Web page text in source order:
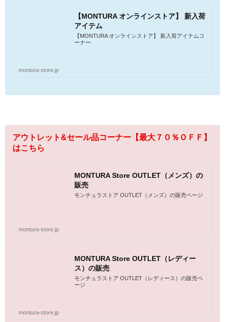
【MONTURA オンラインストア】 新入荷
アイテム
【MONTURA オンラインストア】 新入荷アイテムコ
ーナー
montura-store.jp
アウトレット&セール品コーナー【最大７０％ＯＦＦ】
はこちら
MONTURA Store OUTLET（メンズ）の
販売
モンチュラストア OUTLET（メンズ）の販売ページ
montura-store.jp
MONTURA Store OUTLET（レディー
ス）の販売
モンチュラストア OUTLET（レディース）の販売ペ
ージ
montura-store.jp